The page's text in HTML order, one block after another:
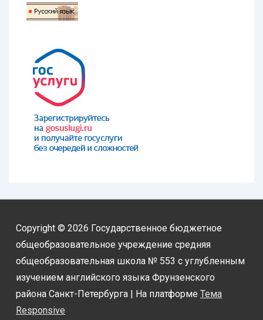
Copyright © 2026 Государственное бюджетное
общеобразовательное учреждение средняя
общеобразовательная школа № 553 с углубленным
изучением английского языка Фрунзенского
района Санкт-Петербурга | На платформе Тема
Responsive